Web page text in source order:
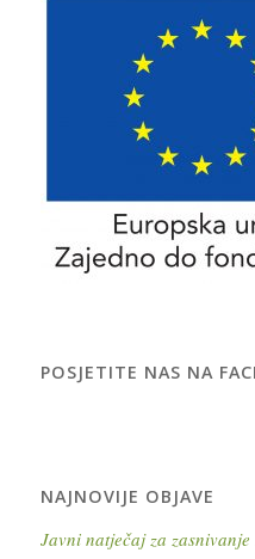
POSJETITE NAS NA
NAJNOVIJE OBJAVE
Javni natječaj za